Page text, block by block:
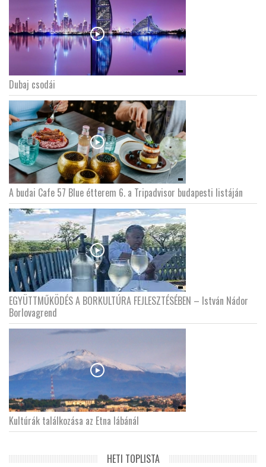
Dubaj csodái
A budai Cafe 57 Blue étterem 6. a Tripadvisor budapesti listáján
EGYÜTTMŰKÖDÉS A BORKULTÚRA FEJLESZTÉSÉBEN – István Nádor
Borlovagrend
Kultúrák találkozása az Etna lábánál
HETI TOPLISTA